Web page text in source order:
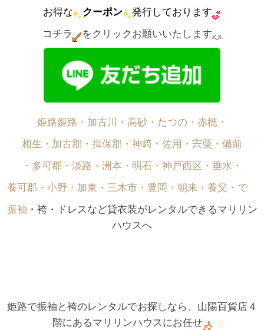
お得な
クーポン
発行しております
コチラ
をクリックお願いいたします
姫路姫路・加古川・高砂・たつの・赤穂・
相生・加古郡・揖保郡・神﨑・佐用・宍粟・備前
・多可郡・淡路・洲本・明石・神戸西区・垂水・
養可郡・小野・加東・三木市・豊岡・朝来・養父・で゙
振袖 ・袴・ドレスなど貸衣装がレンタルできるマリリン
ハウスへ
姫路で振袖と袴のレンタルでお探しなら、山陽百貨店４
階にあるマリリンハウスにお任せ